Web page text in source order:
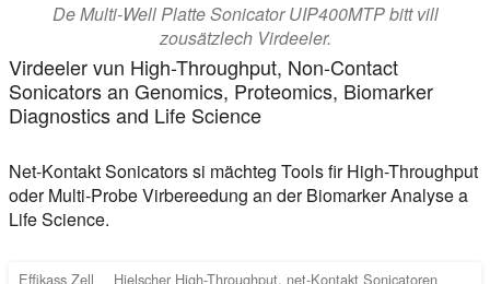
De Multi-Well Platte Sonicator UIP400MTP bitt vill
zousätzlech Virdeeler.
Virdeeler vun High-Throughput, Non-Contact
Sonicators an Genomics, Proteomics, Biomarker
Diagnostics and Life Science
Net-Kontakt Sonicators si mächteg Tools fir High-Throughput
oder Multi-Probe Virbereedung an der Biomarker Analyse a
Life Science.
Effikass Zell
Hielscher High-Throughput, net-Kontakt Sonicatoren